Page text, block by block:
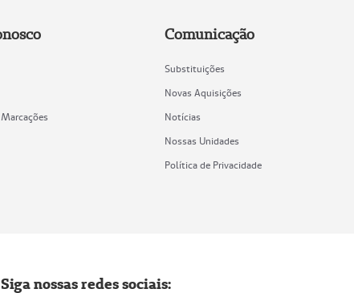
Comunicação
Substituições
Novas Aquisições
Notícias
Nossas Unidades
Política de Privacidade
Siga nossas redes sociais: